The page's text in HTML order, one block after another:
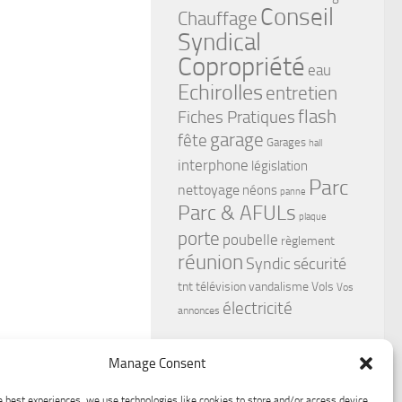
Manage Consent
Chauffage Conseil
Syndical
Copropriété eau
Echirolles entretien
Fiches Pratiquesflash
fête garage Garages hall
interphone législation
nettoyage néons panne Parc
Parc & AFULs plaque
porte poubelle règlement
réunion Syndic sécurité
tnttélévisionvandalismeVols Vos
annonces électricité